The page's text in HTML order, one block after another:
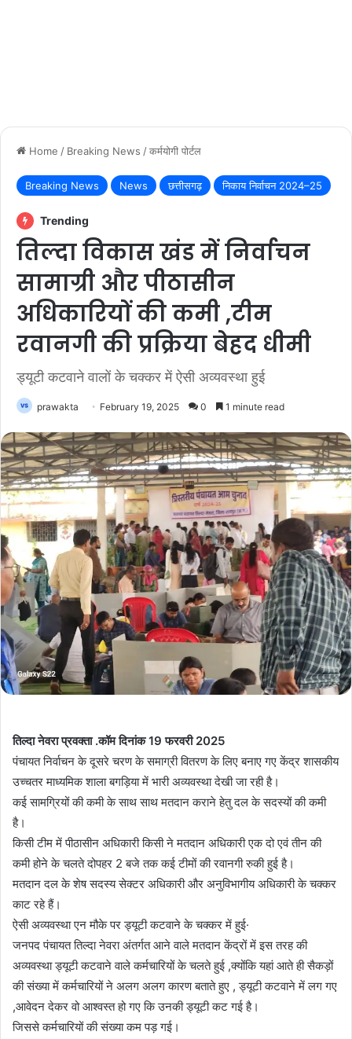
Home / Breaking News /कर्मयोगी पोर्टल
Breaking News News छत्तीसगढ़ निकाय निर्वाचन 2024–25
Trending
तिल्दा विकास खंड में निर्वाचन
सामाग्री और पीठासीन
अधिकारियों की कमी ,टीम
रवानगी की प्रक्रिया बेहद धीमी
ड्यूटी कटवाने वालों के चक्कर में ऐसी अव्यवस्था हुई
prawakta February 19, 2025 0 1 minute read
तिल्दा नेवरा प्रवक्ता .कॉम दिनांक 19 फरवरी 2025
पंचायत निर्वाचन के दूसरे चरण के समाग्री वितरण के लिए बनाए गए केंद्र शासकीय
उच्चतर माध्यमिक शाला बगड़िया में भारी अव्यवस्था देखी जा रही है।
कई सामग्रियों की कमी के साथ साथ मतदान कराने हेतु दल के सदस्यों की कमी
है।
किसी टीम में पीठासीन अधिकारी किसी ने मतदान अधिकारी एक दो एवं तीन की
कमी होने के चलते दोपहर 2 बजे तक कई टीमों की रवानगी रुकी हुई है।
मतदान दल के शेष सदस्य सेक्टर अधिकारी और अनुविभागीय अधिकारी के चक्कर
काट रहे हैं।
ऐसी अव्यवस्था एन मौके पर ड्यूटी कटवाने के चक्कर में हुई·
जनपद पंचायत तिल्दा नेवरा अंतर्गत आने वाले मतदान केंद्रों में इस तरह की
अव्यवस्था ड्यूटी कटवाने वाले कर्मचारियों के चलते हुई ,क्योंकि यहां आते ही सैकड़ों
की संख्या में कर्मचारियों ने अलग अलग कारण बताते हुए , ड्यूटी कटवाने में लग गए
,आवेदन देकर वो आश्वस्त हो गए कि उनकी ड्यूटी कट गई है।
जिससे कर्मचारियों की संख्या कम पड़ गई।